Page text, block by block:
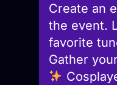
Create an
the event.
favorite
Gather